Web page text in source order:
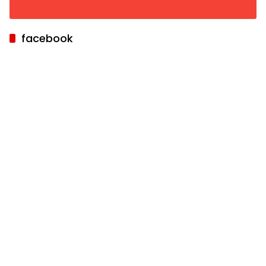
facebook